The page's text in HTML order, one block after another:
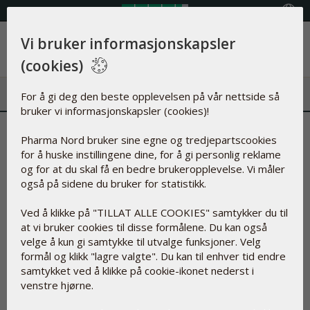
Svak benmuskulatur øker
kvinners risiko for å få
slitasjegikt i kneet
05.mai.2017
En ny undersøkelse har vist at kvinner
med svak lårmuskulatur har en økt risiko
for å utvikle slitasjegikt i kneleddene. For
Vi bruker informasjonskapsler
(cookies)
For å gi deg den beste opplevelsen på vår nettside så
bruker vi informasjonskapsler (cookies)!
Pharma Nord bruker sine egne og tredjepartscookies
for å huske instillingene dine, for å gi personlig reklame
og for at du skal få en bedre brukeropplevelse. Vi måler
også på sidene du bruker for statistikk.
Ved å klikke på "TILLAT ALLE COOKIES" samtykker du til
at vi bruker cookies til disse formålene. Du kan også
velge å kun gi samtykke til utvalge funksjoner. Velg
formål og klikk "lagre valgte". Du kan til enhver tid endre
samtykket ved å klikke på cookie-ikonet nederst i
venstre hjørne.